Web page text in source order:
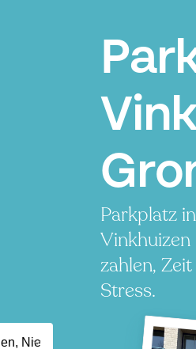
Parkplatz
Vinkhuizen
zahlen,
Stress.